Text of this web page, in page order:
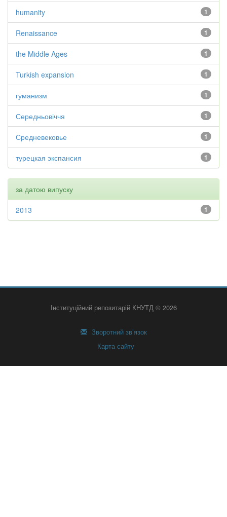
1
humanity
1
Renaissance
1
the Middle Ages
1
Turkish expansion
1
гуманизм
1
Середньовіччя
1
Средневековье
1
турецкая экспансия
за датою випуску
1
2013
Інституційний репозитарій КНУТД © 2026
Зворотний зв’язок
Карта сайту